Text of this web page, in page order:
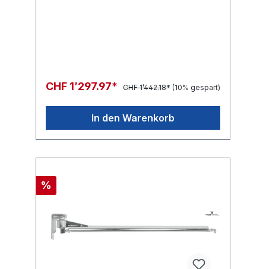
CHF 1’297.97* CHF 1’442.18* (10% gespart)
In den Warenkorb
%